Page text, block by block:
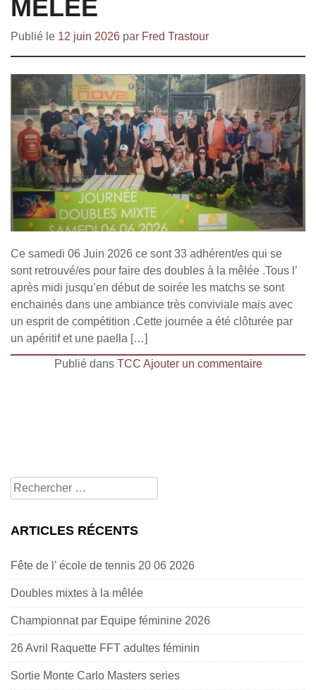
MÊLÉE
Publié le 12 juin 2026 par Fred Trastour
Ce samedi 06 Juin 2026 ce sont 33 adhérent/es qui se
sont retrouvé/es pour faire des doubles à la mêlée .Tous l’
après midi jusqu’en début de soirée les matchs se sont
enchainés dans une ambiance très conviviale mais avec
un esprit de compétition .Cette journée a été clôturée par
un apéritif et une paella […]
Publié dans TCC Ajouter un commentaire
Rechercher
pour:
ARTICLES RÉCENTS
Fête de l’ école de tennis 20 06 2026
Doubles mixtes à la mêlée
Championnat par Equipe féminine 2026
26 Avril Raquette FFT adultes féminin
Sortie Monte Carlo Masters series